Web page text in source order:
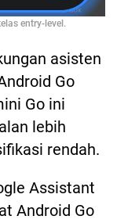
entry-level.
asisten
Go
Go ini
lebih
rendah.
Assistant
Android Go